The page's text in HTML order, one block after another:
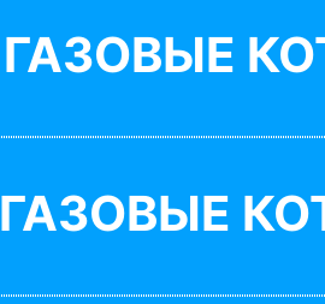
ГАЗОВЫЕ
ГАЗОВЫЕ